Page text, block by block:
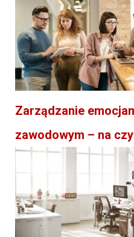
Zarządzanie
zawodowym – na